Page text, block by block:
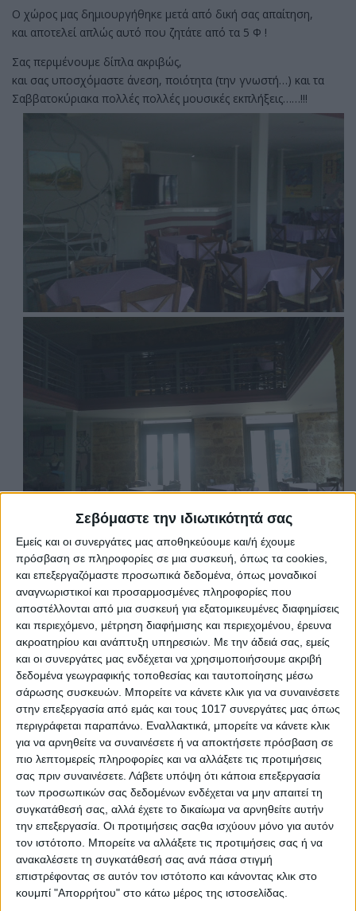
Σεβόμαστε την ιδιωτικότητά σας
Εμείς και οι συνεργάτες μας αποθηκεύουμε και/ή έχουμε
πρόσβαση σε πληροφορίες σε μια συσκευή, όπως τα cookies,
και επεξεργαζόμαστε προσωπικά δεδομένα, όπως μοναδικοί
αναγνωριστικοί και προσαρμοσμένες πληροφορίες που
αποστέλλονται από μια συσκευή για εξατομικευμένες διαφημίσεις
και περιεχόμενο, μέτρηση διαφήμισης και περιεχομένου, έρευνα
ακροατηρίου και ανάπτυξη υπηρεσιών. Με την άδειά σας, εμείς
και οι συνεργάτες μας ενδέχεται να χρησιμοποιήσουμε ακριβή
δεδομένα γεωγραφικής τοποθεσίας και ταυτοποίησης μέσω
σάρωσης συσκευών. Μπορείτε να κάνετε κλικ για να συναινέσετε
στην επεξεργασία από εμάς και τους 1017 συνεργάτες μας όπως
περιγράφεται παραπάνω. Εναλλακτικά, μπορείτε να κάνετε κλικ
για να αρνηθείτε να συναινέσετε ή να αποκτήσετε πρόσβαση σε
πιο λεπτομερείς πληροφορίες και να αλλάξετε τις προτιμήσεις
σας πριν συναινέσετε. Λάβετε υπόψη ότι κάποια επεξεργασία
των προσωπικών σας δεδομένων ενδέχεται να μην απαιτεί τη
συγκατάθεσή σας, αλλά έχετε το δικαίωμα να αρνηθείτε αυτήν
την επεξεργασία. Οι προτιμήσεις σαςθα ισχύουν μόνο για αυτόν
τον ιστότοπο. Μπορείτε να αλλάξετε τις προτιμήσεις σας ή να
ανακαλέσετε τη συγκατάθεσή σας ανά πάσα στιγμή
επιστρέφοντας σε αυτόν τον ιστότοπο και κάνοντας κλικ στο
κουμπί "Απορρήτου" στο κάτω μέρος της ιστοσελίδας.
Ο χώρος μας δημιουργήθηκε μετά από δική σας απαίτηση,
και αποτελεί απλώς αυτό που ζητάτε από τα 5 Φ !
Σας περιμένουμε δίπλα ακριβώς,
και σας υποσχόμαστε άνεση, ποιότητα (την γνωστή…) και τα
Σαββατοκύριακα πολλές πολλές μουσικές εκπλήξεις……!!!